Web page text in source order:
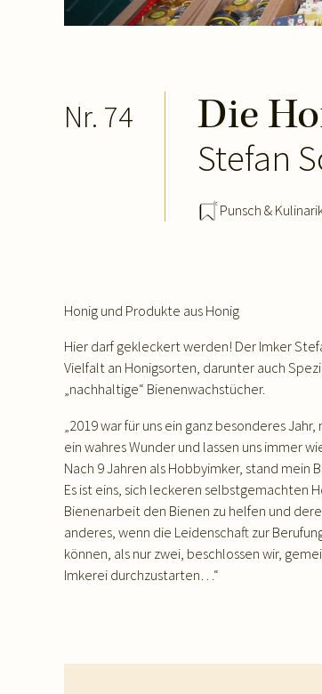
Nr. 74 Die
Stefan
Punsch &
Honig und Produkte aus Honig
Hier darf gekleckert werden! Der Imker
Vielfalt an Honigsorten, darunter auch
„nachhaltige“ Bienenwachstücher.
„2019 war für uns ein ganz besonderes
ein wahres Wunder und lassen uns immer
Nach 9 Jahren als Hobbyimker, stand mein
Es ist eins, sich leckeren selbstgemachten
Bienenarbeit den Bienen zu helfen und
anderes, wenn die Leidenschaft zur
können, als nur zwei, beschlossen wir,
Imkerei durchzustarten…“